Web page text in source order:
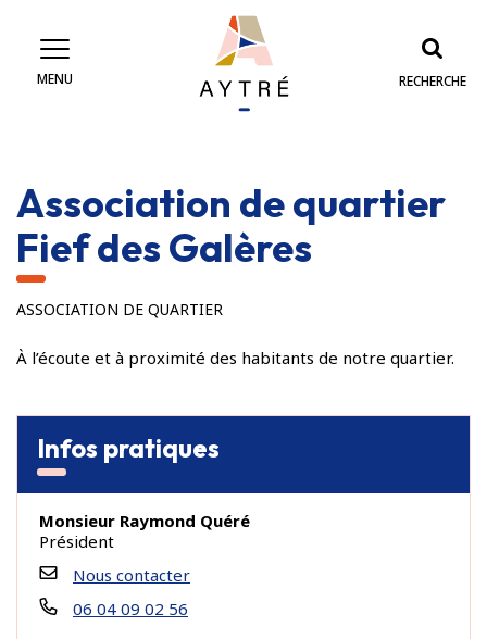
MENU RECHERCHE
Association de quartier
Fief des Galères
ASSOCIATION DE QUARTIER
À l’écoute et à proximité des habitants de notre quartier.
Infos pratiques
Monsieur Raymond Quéré
Président
Nous contacter
06 04 09 02 56